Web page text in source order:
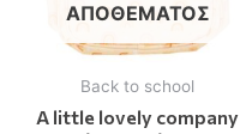
ΑΠΟΘΈΜΑΤΟΣ
Back to school
A little lovely company